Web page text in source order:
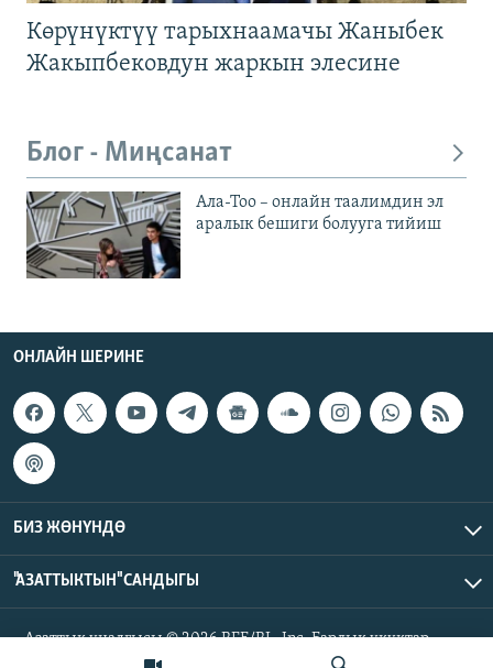
Көрүнүктүү тарыхнаамачы Жаныбек
Жакыпбековдун жаркын элесине
Блог - Миңсанат
Ала-Тоо – онлайн таалимдин эл
аралык бешиги болууга тийиш
ОНЛАЙН ШЕРИНЕ
БИЗ ЖӨНҮНДӨ
"АЗАТТЫКТЫН" САНДЫГЫ
Азаттык үналгысы © 2026 RFE/RL, Inc. Бардык укуктар